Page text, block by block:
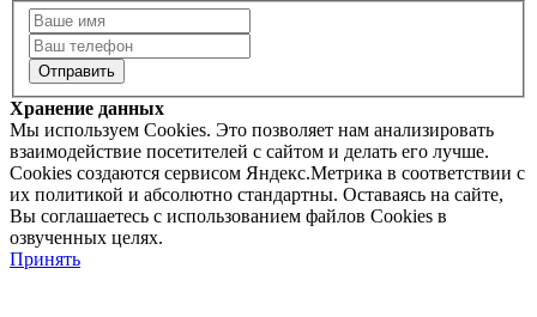
Хранение данных
Мы используем Cookies. Это позволяет нам анализировать
взаимодействие посетителей с сайтом и делать его лучше.
Cookies создаются сервисом Яндекс.Метрика в соответствии с
их политикой и абсолютно стандартны. Оставаясь на сайте,
Вы соглашаетесь с использованием файлов Cookies в
озвученных целях.
Принять